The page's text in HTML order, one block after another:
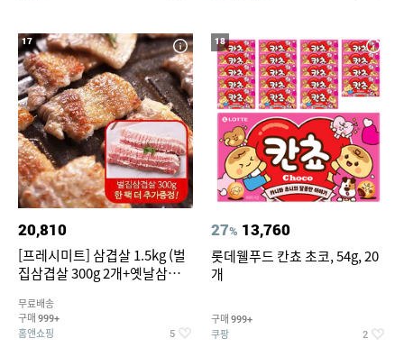
17
20,810
[프레시미트] 삼겹살 1.5kg (벌
집삼겹살 300g 2개+옛날삼겹살
팩 추가증정)
무료배송
구매 999+
홈앤쇼핑 5
18
27% 13,760
롯데웰푸드 칸쵸 초코, 54g, 20
개
구매 999+
쿠팡 2